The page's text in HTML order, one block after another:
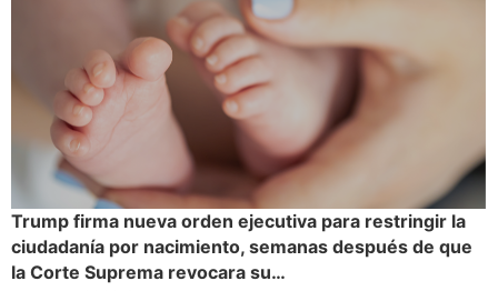
Trump firma nueva orden ejecutiva para restringir la
ciudadanía por nacimiento, semanas después de que
la Corte Suprema revocara su…